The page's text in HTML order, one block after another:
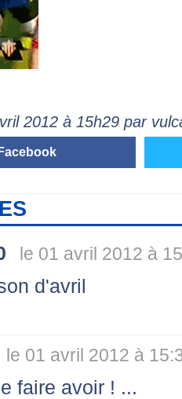
2012 à 15h29 par
le 01 avril 2012 à
d'avril
le 01 avril 2012 à
faire avoir ! ...